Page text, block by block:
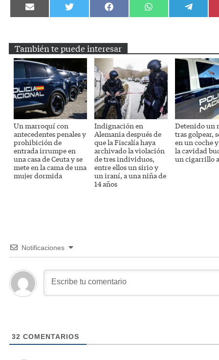
Compartir
en
Compartir
en
Compartir
en
Compartir
en
Compartir
en
También te puede interesar
Un marroquí con
antecedentes penales y
prohibición de
entrada irrumpe en
una casa de Ceuta y se
mete en la cama de una
mujer dormida
Indignación en
Alemania después de
que la Fiscalía haya
archivado la violación
de tres individuos,
entre ellos un sirio y
un iraní, a una niña de
14 años
Detenido un
tras golpear,
en un coche
la cavidad
un cigarrillo
Notificaciones
32 COMENTARIOS